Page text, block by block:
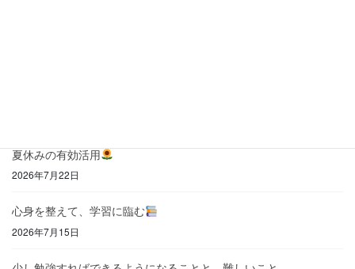
夏休みの有効活用
2026年7月22日
心身を整えて、学習に臨む
2026年7月15日